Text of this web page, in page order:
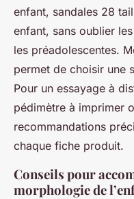
enfant, sandales 28
enfant, sans oublier
les préadolescentes.
permet de choisir une
Pour un essayage à
pédimètre à imprimer
recommandations
chaque fiche produit.
Conseils pour
morphologie de